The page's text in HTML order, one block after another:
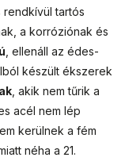
rendkívül tartós
a korróziónak és
, ellenáll az édes-
készült ékszerek
, akik nem tűrik a
acél nem lép
kerülnek a fém
néha a 21.